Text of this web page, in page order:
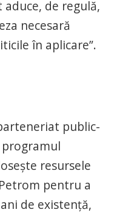
de regulă,
necesară
în aplicare”.
public-
programul
resursele
pentru a
de existență,